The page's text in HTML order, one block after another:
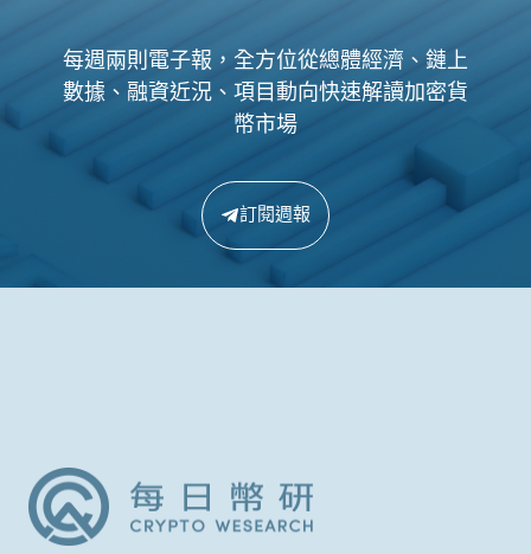
每週兩則電子報，全方位從總體經濟、鏈上
數據、融資近況、項目動向快速解讀加密貨
幣市場
訂閱週報